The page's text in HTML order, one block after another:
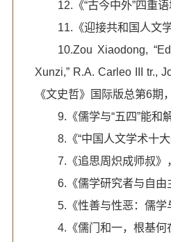
12.《“古今中外”四重
11.《迎接共和国人文
10.Zou Xiaodong,
Xunzi,” R.A. Carleo III tr.,
《文史哲》国际版总第6期
9.《儒学与“五四”能和
8.《“中国人文学术十
7.《追思周炽成师叔》
6.《儒学研究者与自由
5.《性善与性恶：儒
4.《儒门和一，根基何